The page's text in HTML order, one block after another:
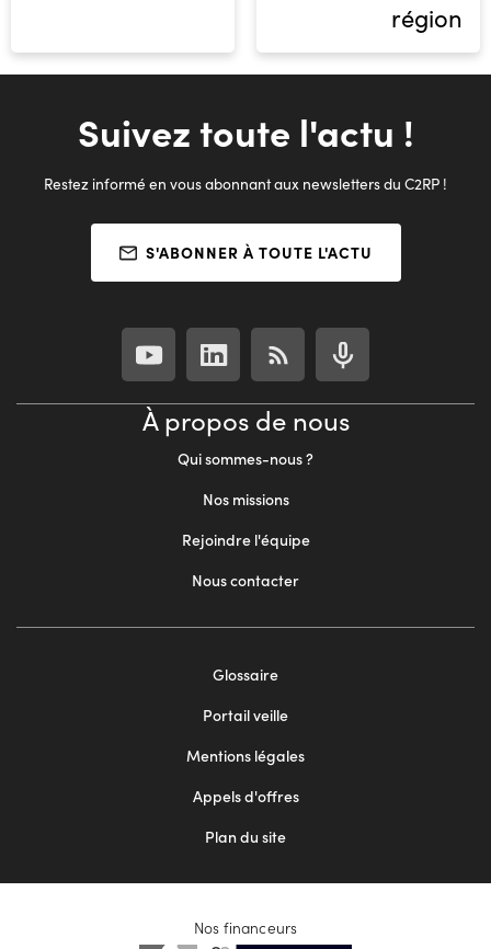
région
Suivez toute l'actu !
Restez informé en vous abonnant aux newsletters du C2RP !
S'ABONNER À TOUTE L'ACTU
À propos de nous
Qui sommes-nous ?
Nos missions
Rejoindre l'équipe
Nous contacter
Glossaire
Portail veille
Mentions légales
Appels d'offres
Plan du site
Nos financeurs